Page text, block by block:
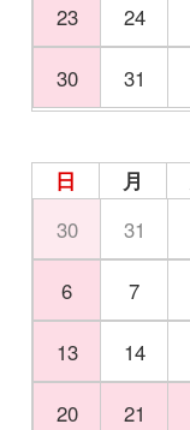
23 24
30 31
日 月
30
31
6 7
13 14
20 21